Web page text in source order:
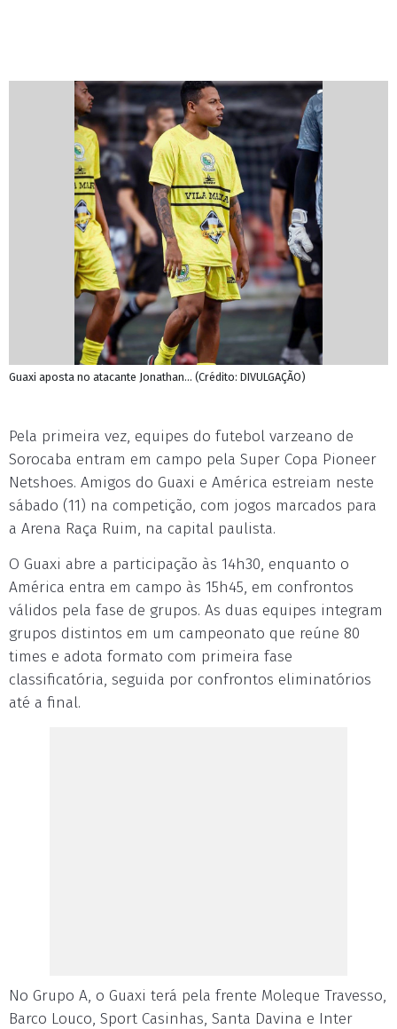
Guaxi aposta no atacante Jonathan... (Crédito: DIVULGAÇÃO)
Pela primeira vez, equipes do futebol varzeano de
Sorocaba entram em campo pela Super Copa Pioneer
Netshoes. Amigos do Guaxi e América estreiam neste
sábado (11) na competição, com jogos marcados para
a Arena Raça Ruim, na capital paulista.
O Guaxi abre a participação às 14h30, enquanto o
América entra em campo às 15h45, em confrontos
válidos pela fase de grupos. As duas equipes integram
grupos distintos em um campeonato que reúne 80
times e adota formato com primeira fase
classificatória, seguida por confrontos eliminatórios
até a final.
No Grupo A, o Guaxi terá pela frente Moleque Travesso,
Barco Louco, Sport Casinhas, Santa Davina e Inter